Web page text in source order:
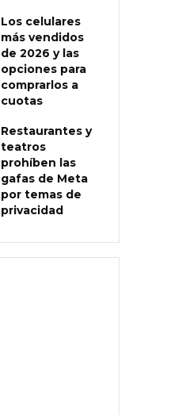
Los celulares
más vendidos
de 2026 y las
opciones para
comprarlos a
cuotas
Restaurantes y
teatros
prohíben las
gafas de Meta
por temas de
privacidad